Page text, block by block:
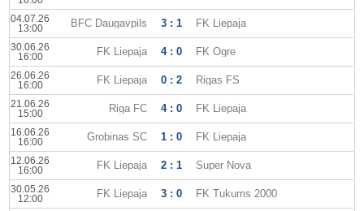
04.07.26
13:00
BFC Daugavpils 3 : 1 FK Liepaja
30.06.26
16:00
FK Liepaja 4 : 0 FK Ogre
26.06.26
16:00
FK Liepaja 0 : 2 Rigas FS
21.06.26
15:00
Riga FC 4 : 0 FK Liepaja
16.06.26
16:00
Grobinas SC 1 : 0 FK Liepaja
12.06.26
16:00
FK Liepaja 2 : 1 Super Nova
30.05.26
12:00
FK Liepaja 3 : 0 FK Tukums 2000